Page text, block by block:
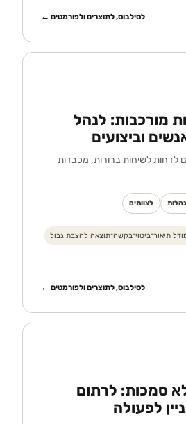
לסילבוס, לתוצרים ולפורמטים ←
מורכבות: לנהל
וביצועים
לדחות לשיחות ברורות, מכבדות
לצוותים
תיאור־ביטוי־בקשה־תוצאה להצבת גבול
לסילבוס, לתוצרים ולפורמטים ←
סמכות: לרתום
לפעולה